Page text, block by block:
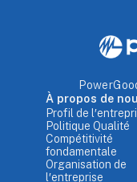
À propos de
Profil de
Politique Qualité
Compétitivité
fondamentale
Organisation de
l′entreprise